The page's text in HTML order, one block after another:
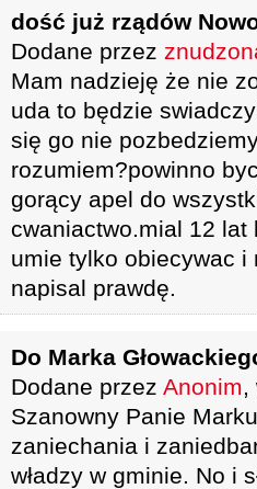
dość już rządów
Dodane przez
Mam nadzieję że nie
uda to będzie
się go nie
rozumiem?powinno
gorący apel do
cwaniactwo.mial 12
umie tylko obiecywac i
napisal prawdę.
Do Marka
Dodane przez Anonim,
Szanowny Panie
zaniechania i
władzy w gminie. No i